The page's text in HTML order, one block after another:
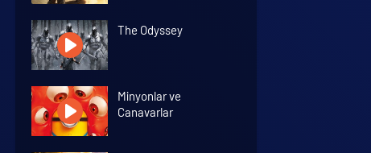
The Odyssey
Minyonlar ve
Canavarlar